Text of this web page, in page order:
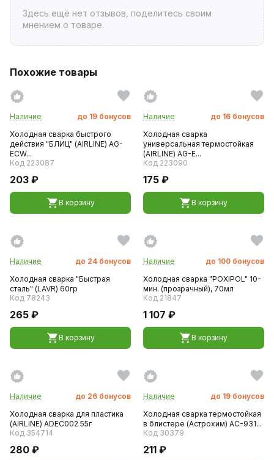
Здесь ещё нет отзывов, поделитесь своим
мнением о товаре.
Похожие товары
Наличие до 19 бонусов
Холодная сварка быстрого
действия "БЛИЦ" (AIRLINE) AG-
ECW...
Код 223087
203 ₽
В корзину
Наличие до 16 бонусов
Холодная сварка
универсальная термостойкая
(AIRLINE) AG-E...
Код 223090
175 ₽
В корзину
Наличие до 24 бонусов
Холодная сварка "Быстрая
сталь" (LAVR) 60гр
Код 78243
265 ₽
В корзину
Наличие до 100 бонусов
Холодная сварка "POXIPOL" 10-
мин. (прозрачный), 70мл
Код 21847
1 107 ₽
В корзину
Наличие до 26 бонусов
Холодная сварка для пластика
(AIRLINE) ADEC002 55г
Код 354714
280 ₽
Наличие до 19 бонусов
Холодная сварка термостойкая
в блистере (Астрохим) AC-931...
Код 30379
211 ₽